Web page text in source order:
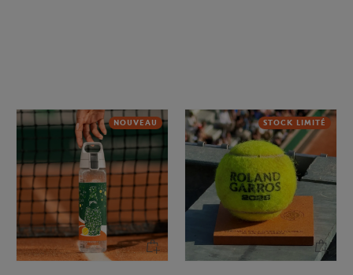
NOUVEAU STOCK LIMITÉ